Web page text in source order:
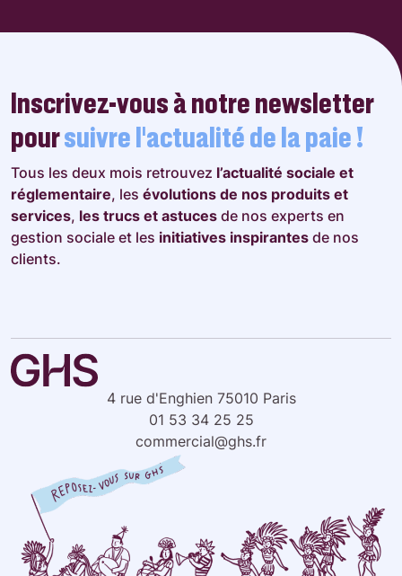
Inscrivez-vous à notre newsletter
poursuivre l’actualité de la paie !
Tous les deux mois retrouvez l’actualité sociale et
réglementaire, les évolutions de nos produits et
services, les trucs et astuces de nos experts en
gestion sociale et les initiatives inspirantes de nos
clients.
4 rue d'Enghien 75010 Paris
01 53 34 25 25
commercial@ghs.fr